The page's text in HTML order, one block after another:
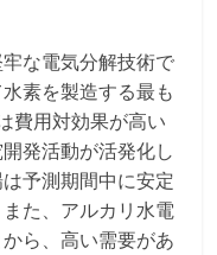
な電気分解技術で
素を製造する最も
費用対効果が高い
発活動が活発化し
予測期間中に安定
た、アルカリ水電
ら、高い需要があ